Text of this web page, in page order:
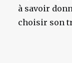
à savoir
choisir son